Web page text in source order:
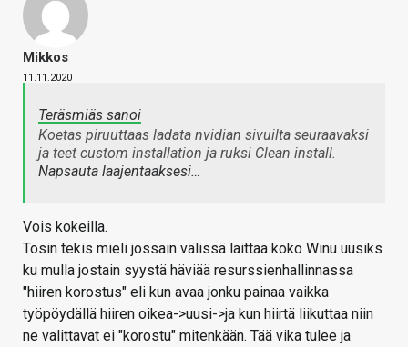
Mikkos
11.11.2020
Teräsmiäs sanoi
Koetas piruuttaas ladata nvidian sivuilta seuraavaksi
ja teet custom installation ja ruksi Clean install.
Napsauta laajentaaksesi…
Vois kokeilla.
Tosin tekis mieli jossain välissä laittaa koko Winu uusiks
ku mulla jostain syystä häviää resurssienhallinnassa
"hiiren korostus" eli kun avaa jonku painaa vaikka
työpöydällä hiiren oikea->uusi->ja kun hiirtä liikuttaa niin
ne valittavat ei "korostu" mitenkään. Tää vika tulee ja